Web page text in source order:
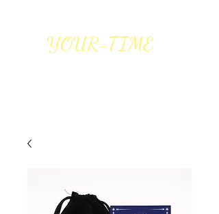
YOUR-TIME